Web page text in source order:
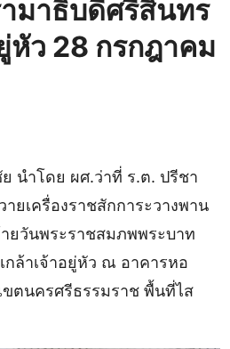
มาธิบดีศรีสินทร
หัว 28 กรกฎาคม
นำโดย ผศ.ว่าที่ ร.ต. ปรีชา
เครื่องราชสักการะวางพาน
ยวันพระราชสมภพพระบาท
ล้าเจ้าอยู่หัว ณ อาคารหอ
ตนครศรีธรรมราช พื้นที่ไส